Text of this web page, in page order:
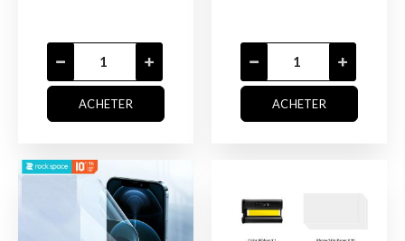
ACHETER ACHETER